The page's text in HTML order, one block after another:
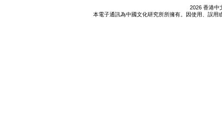
2026 香港中
本電子通訊為中國文化研究所所擁有。因使用、誤